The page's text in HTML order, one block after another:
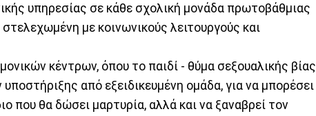
υπηρεσίας σε κάθε σχολική μονάδα πρωτοβάθμιας
με κοινωνικούς λειτουργούς και
κέντρων, όπου το παιδί - θύμα σεξουαλικής βίας
υποστήριξης από εξειδικευμένη ομάδα, για να μπορέσει
που θα δώσει μαρτυρία, αλλά και να ξαναβρεί τον